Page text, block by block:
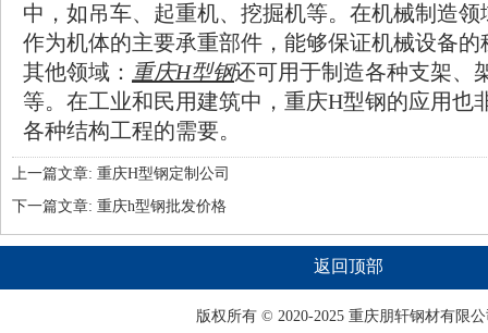
中，如吊车、起重机、挖掘机等。在机械制造
作为机体的主要承重部件，能够保证机械设备
其他领域： 重庆H型钢还可用于制造各种支架、
等。在工业和民用建筑中，重庆H型钢的应用也
各种结构工程的需要。
上一篇文章: 重庆H型钢定制公司
下一篇文章: 重庆h型钢批发价格
返回顶部
版权所有 © 2020-2025 重庆朋轩钢材有限